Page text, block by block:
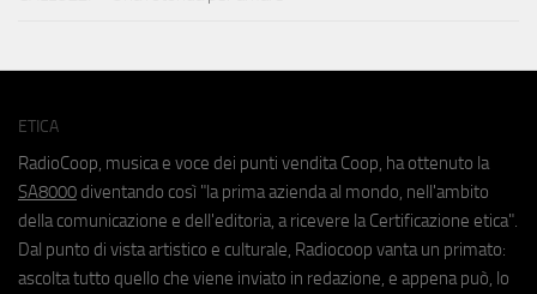
ETICA
RadioCoop, musica e voce dei punti vendita Coop, ha ottenuto la
SA8000 diventando così "la prima azienda al mondo, nell'ambito
della comunicazione e dell'editoria, a ricevere la Certificazione etica".
Dal punto di vista artistico e culturale, Radiocoop vanta un primato:
ascolta tutto quello che viene inviato in redazione, e appena può, lo